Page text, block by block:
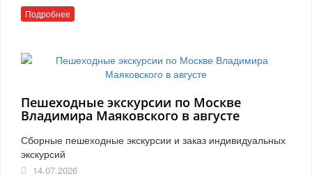
Подробнее
Пешеходные экскурсии по Москве
Владимира Маяковского в августе
Сборные пешеходные экскурсии и заказ индивидуальных
экскурсий
14.07.2026